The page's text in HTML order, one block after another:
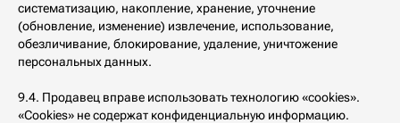
систематизацию, накопление, хранение, уточнение
(обновление, изменение) извлечение, использование,
обезличивание, блокирование, удаление, уничтожение
персональных данных.
9.4. Продавец вправе использовать технологию «cookies».
«Cookies» не содержат конфиденциальную информацию.
INFO@AROMA-SAGE.COM
ПОДПИСЫВАЙТЕСЬ
НА НАШ ТЕЛЕГРАМ-КАНАЛ
Публичная оферта
Политика конфиденциальности